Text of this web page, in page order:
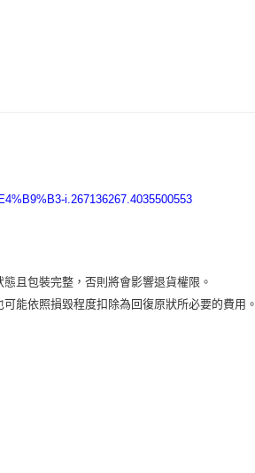
i.267136267.4035500553
且包裝完整，否則將會影響退貨權限。
能依照損毀程度扣除為回復原狀所必要的費用。